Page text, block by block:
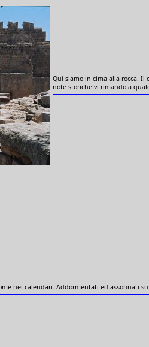
Qui siamo in cima alla rocca. Il
note storiche vi rimando a
nei calendari. Addormentati ed assonnati